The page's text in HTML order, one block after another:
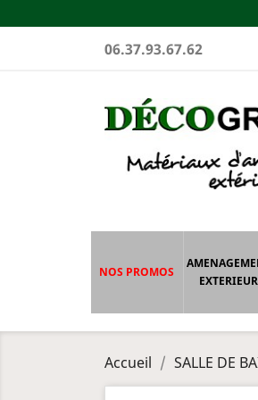
06.37.93.67.62
NOS PROMOS
Accueil SALLE DE